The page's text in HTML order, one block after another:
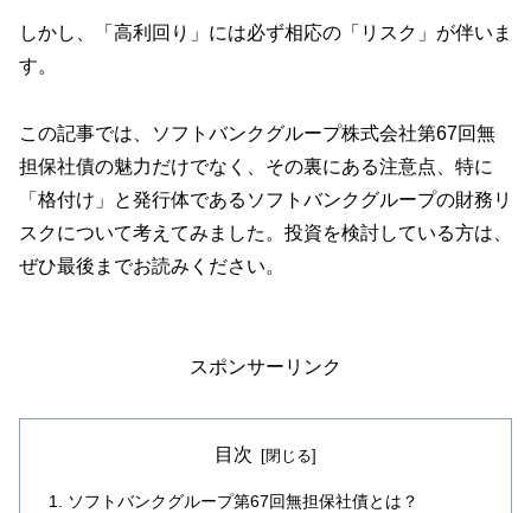
しかし、「高利回り」には必ず相応の「リスク」が伴いま
す。
この記事では、ソフトバンクグループ株式会社第67回無
担保社債の魅力だけでなく、その裏にある注意点、特に
「格付け」と発行体であるソフトバンクグループの財務リ
スクについて考えてみました。投資を検討している方は、
ぜひ最後までお読みください。
スポンサーリンク
目次
ソフトバンクグループ第67回無担保社債とは？